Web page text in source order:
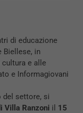
di educazione
Biellese, in
e alle
e Informagiovani
del settore, si
Villa Ranzoni il 15